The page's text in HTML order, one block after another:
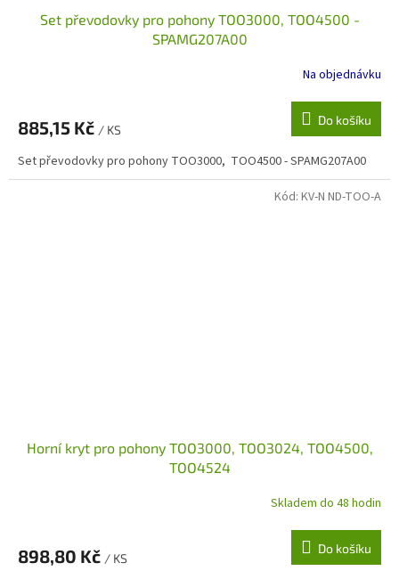
Set převodovky pro pohony TOO3000, TOO4500 -
SPAMG207A00
Na objednávku
885,15 Kč / KS
Do košíku
Set převodovky pro pohony TOO3000, TOO4500 - SPAMG207A00
Horní kryt pro pohony TOO3000, TOO3024, TOO4500,
TOO4524
Skladem do 48 hodin
898,80 Kč / KS
Do košíku
Kód: KV-N ND-TOO-A